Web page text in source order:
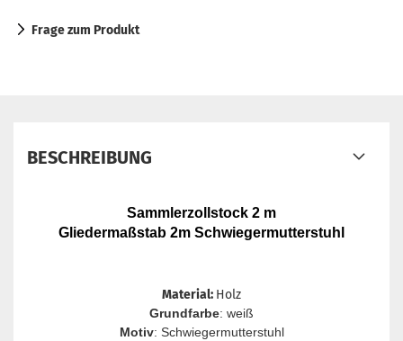
Frage zum Produkt
BESCHREIBUNG
Sammlerzollstock 2 m
Gliedermaßstab 2m Schwiegermutterstuhl
Material: Holz
Grundfarbe: weiß
Motiv: Schwiegermutterstuhl